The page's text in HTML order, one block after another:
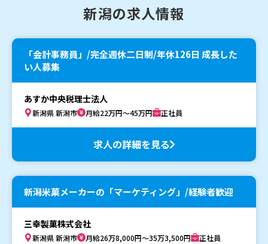
新潟の求人情報
「会計事務員」/完全週休二日制/年休126日 成長した
い人募集
あすか中央税理士法人
新潟県 新潟市 月給22万円～45万円 正社員
求人の詳細を見る
新潟米菓メーカーの「マーケティング」/経験者歓迎
三幸製菓株式会社
新潟県 新潟市 月給26万8,000円～35万3,500円 正社員